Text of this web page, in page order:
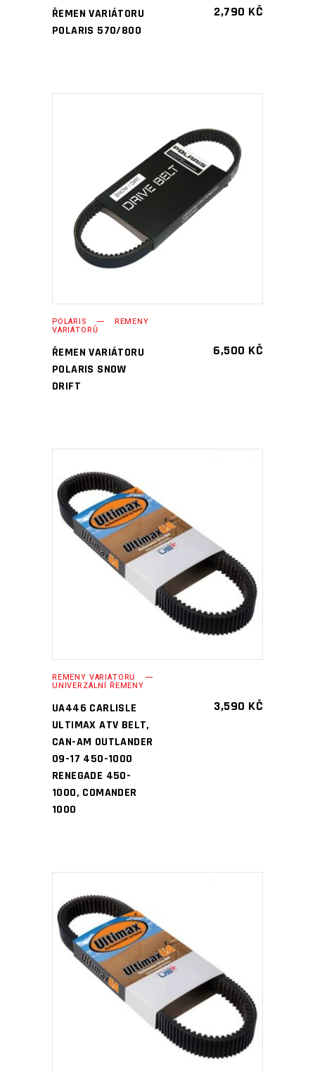
ŘEMEN VARIÁTORU
POLARIS 570/800
2,790 KČ
PŘIDAT DO KOŠÍKU
POLARIS ŘEMENY
VARIÁTORŮ
ŘEMEN VARIÁTORU
POLARIS SNOW
DRIFT
6,500 KČ
PŘIDAT DO KOŠÍKU
ŘEMENY VARIÁTORŮ
UNIVERZÁLNÍ ŘEMENY
UA446 CARLISLE
ULTIMAX ATV BELT,
CAN-AM OUTLANDER
09-17 450-1000
RENEGADE 450-
1000, COMANDER
1000
3,590 KČ
PŘIDAT DO KOŠÍKU